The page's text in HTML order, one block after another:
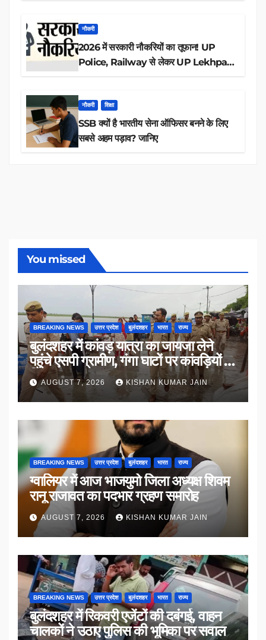
नौकरी
2026 में सरकारी नौकरियों का तूफान! UP
Police, Railway से लेकर UP Lekhpal
नौकरी शिक्षा
SSB क्यों है भारतीय सेना ऑफिसर बनने के लिए
सबसे अहम पड़ाव? जानिए
You missed
BREAKING NEWS उत्तर प्रदेश बुलंदशहर भारत राज्य
बुलंदशहर में कांवड़ यात्रा का जायजा लेने
पहुंचे एसपी ग्रामीण, गंगा घाटों पर कांवड़ियों से
किया संवाद
AUGUST 7, 2026 KISHAN KUMAR JAIN
BREAKING NEWS उत्तर प्रदेश बुलंदशहर भारत राज्य
ग्वालियर में आज भाजयुमो जिला अध्यक्ष शिवम
रानू राजावत का पदभार ग्रहण समारोह
AUGUST 7, 2026 KISHAN KUMAR JAIN
BREAKING NEWS उत्तर प्रदेश बुलंदशहर भारत राज्य
बुलंदशहर में रिकवरी एजेंटों की दबंगई, वाहन
चालकों ने उठाए पुलिस की भूमिका पर सवाल